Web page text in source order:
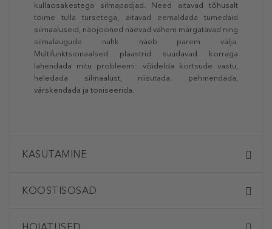
kullaosakestega silmapadjad. Need aitavad tõhusalt
toime tulla tursetega, aitavad eemaldada tumedaid
silmaaluseid, näojooned näevad vähem märgatavad ning
silmalaugude nahk näeb parem välja.
Multifunktsionaalsed plaastrid suudavad korraga
lahendada mitu probleemi: võidelda kortsude vastu,
heledada silmaalust, niisutada, pehmendada,
värskendada ja toniseerida.
KASUTAMINE
KOOSTISOSAD